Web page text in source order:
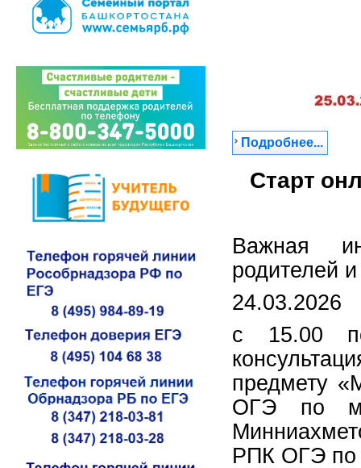
Подробнее...
Старт
Важная
родителей и
24.03.2026
с 15.00
предмету
ОГЭ по
РПК ОГЭ по